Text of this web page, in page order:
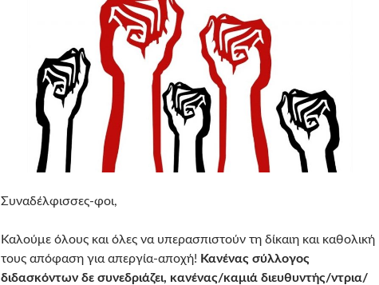
Συναδέλφισσες-φοι,
Καλούμε όλους και όλες να υπερασπιστούν τη δίκαιη και καθολική
τους απόφαση για απεργία-αποχή! Κανένας σύλλογος
διδασκόντων δε συνεδριάζει, κανένας/καμιά διευθυντής/ντρια/